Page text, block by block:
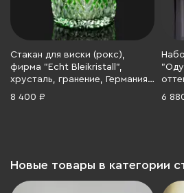
Стакан для виски (рокс),
фирма "Echt Bleikristall",
хрусталь, гранение, Германия,
1960-1980 гг.
8 400 ₽ 6
Новые товары в категории